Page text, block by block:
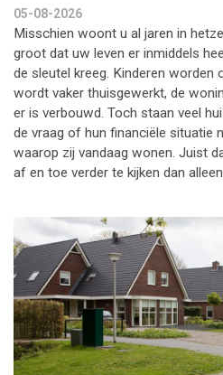
05-08-2026
Misschien woont u al jaren in
groot dat uw leven er inmiddels
de sleutel kreeg. Kinderen worden
wordt vaker thuisgewerkt, de
er is verbouwd. Toch staan veel
de vraag of hun financiële situatie
waarop zij vandaag wonen. Juist
af en toe verder te kijken dan